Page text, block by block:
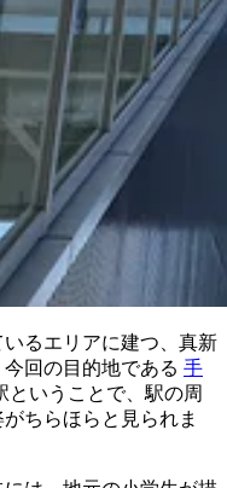
るエリアに建つ、真新
回の目的地である 手
ということで、駅の周
ちらほらと見られま